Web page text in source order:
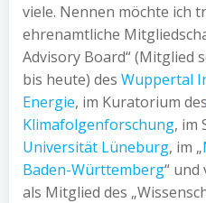
viele. Nennen möchte ich
ehrenamtliche
Advisory Board“ (Mitglied
bis heute) des Wuppertal
Energie, im Kuratorium des
Klimafolgenforschung, im
Universität Lüneburg, im „
Baden-Württemberg“
als Mitglied des